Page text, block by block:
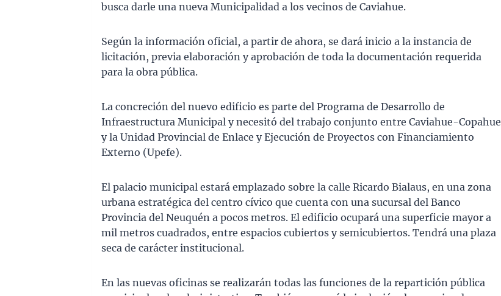
busca darle una nueva Municipalidad a los vecinos de Caviahue.
Según la información oficial, a partir de ahora, se dará inicio a la instancia de
licitación, previa elaboración y aprobación de toda la documentación requerida
para la obra pública.
La concreción del nuevo edificio es parte del Programa de Desarrollo de
Infraestructura Municipal y necesitó del trabajo conjunto entre Caviahue-Copahue
y la Unidad Provincial de Enlace y Ejecución de Proyectos con Financiamiento
Externo (Upefe).
El palacio municipal estará emplazado sobre la calle Ricardo Bialaus, en una zona
urbana estratégica del centro cívico que cuenta con una sucursal del Banco
Provincia del Neuquén a pocos metros. El edificio ocupará una superficie mayor a
mil metros cuadrados, entre espacios cubiertos y semicubiertos. Tendrá una plaza
seca de carácter institucional.
En las nuevas oficinas se realizarán todas las funciones de la repartición pública